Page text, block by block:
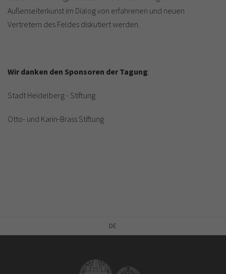
Außenseiterkunst im Dialog von erfahrenen und neuen
Vertretern des Feldes diskutiert werden.
Wir danken den Sponsoren der Tagung:
Stadt Heidelberg - Stiftung
Otto- und Karin-Brass Stiftung
DE